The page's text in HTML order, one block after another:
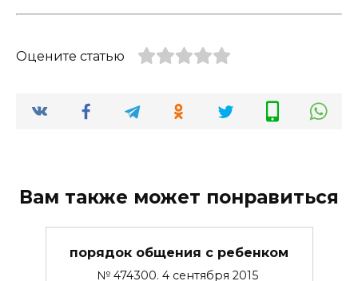
Оцените статью
Вам также может понравиться
порядок общения с ребенком
№ 474300. 4 сентября 2015